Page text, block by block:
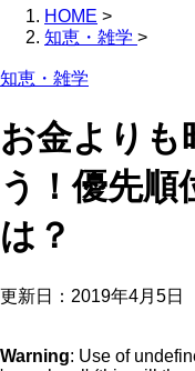
HOME >
知恵・雑学 >
知恵・雑学
お金よりも
う！優先順
は？
更新日： 2019年4月5日
Warning: Use of